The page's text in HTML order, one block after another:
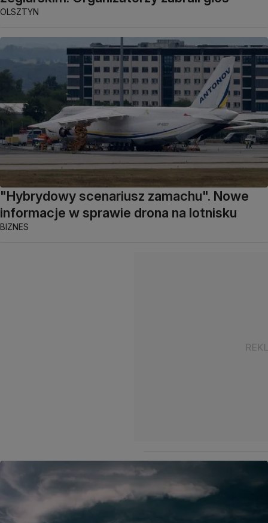
OLSZTYN
"Hybrydowy scenariusz zamachu". Nowe
informacje w sprawie drona na lotnisku
BIZNES